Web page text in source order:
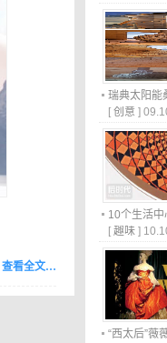
查看全文…
瑞典太阳能
[ 创意 ]
10个生活
[ 趣味 ]
“西太后”薇